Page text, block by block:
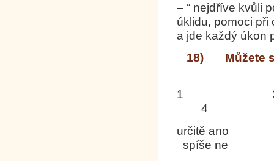
– “ nejdříve kvůli
úklidu, pomoci
a jde každý úkon
18) Můžete
1
4
určitě ano
spíše ne